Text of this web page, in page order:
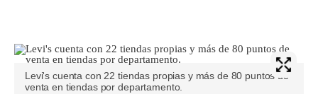
Levi's cuenta con 22 tiendas propias y más de 80 puntos de
venta en tiendas por departamento.